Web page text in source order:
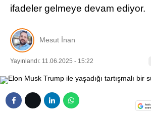
ifadeler gelmeye devam ediyor.
Mesut İnan
Yayınlandı: 11.06.2025 - 15:22